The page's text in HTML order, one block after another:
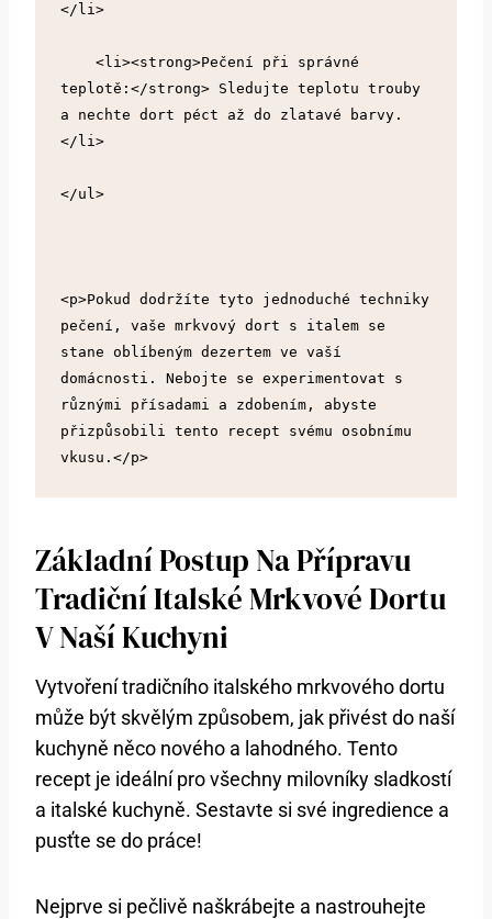
</li>
teplotě:</strong> Sledujte teplotu trouby
a nechte dort péct až do zlatavé barvy.
</li>
</ul>
<p>Pokud dodržíte tyto jednoduché techniky
pečení, vaše mrkvový dort s italem se
stane oblíbeným dezertem ve vaší
domácnosti. Nebojte se experimentovat s
různými přísadami a zdobením, abyste
přizpůsobili tento recept svému osobnímu
vkusu.</p>
Základní Postup Na⁤ Přípravu
Tradiční Italské Mrkvové Dortu
V ⁣naší Kuchyni
Vytvoření tradičního italského mrkvového dortu
může být skvělým způsobem, jak přivést do ‍naší‍
kuchyně něco nového a lahodného. Tento​
recept ⁤je ‍ideální pro všechny‍ milovníky‌ sladkostí
a italské kuchyně. Sestavte ⁤si své ingredience a
pusťte se ⁣do práce!
Nejprve si pečlivě naškrábejte a nastrouhejte